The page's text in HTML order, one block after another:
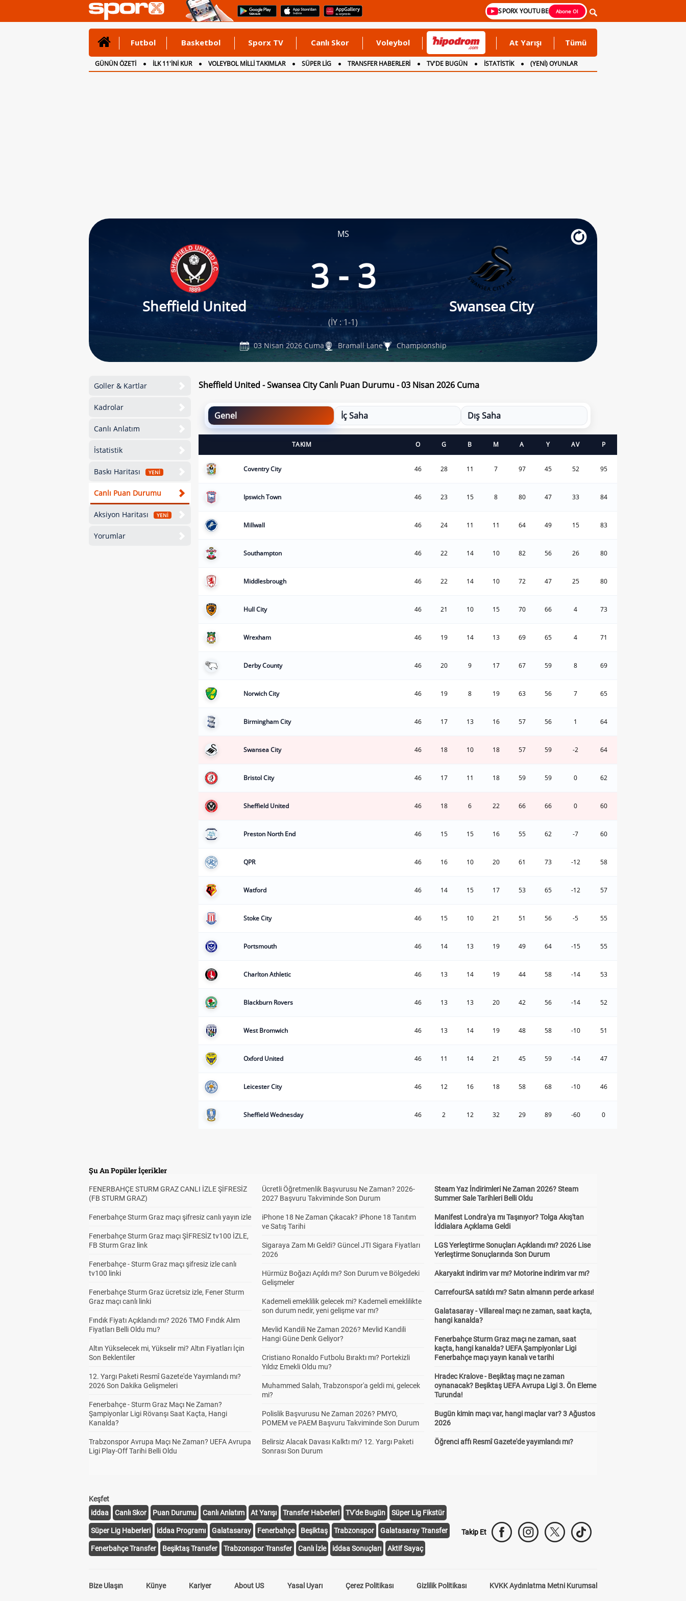
SPORX YOUTUBE Abone Ol
Futbol Basketbol Sporx TV Canlı Skor Voleybol At Yarışı Tümü
GÜNÜN ÖZETİ İLK 11'İNİ KUR VOLEYBOL MİLLİ TAKIMLAR SÜPER LİG TRANSFER HABERLERİ TV'DE BUGÜN İSTATİSTİK
(YENİ) OYUNLAR
CANLI ANLATIM
İNGİLTERE
MS
Sheffield United
3 - 3
Swansea City
(İY : 1-1)
03 Nisan 2026 Cuma Bramall Lane Championship
Goller & Kartlar
Kadrolar
Canlı Anlatım
İstatistik
Baskı Haritası YENİ
Canlı Puan Durumu
Aksiyon Haritası YENİ
Yorumlar
Sheffield United - Swansea City Canlı Puan Durumu - 03 Nisan 2026 Cuma
Genel İç Saha Dış Saha
TAKIM O G B M A Y AV P
Coventry City 46 28 11 7 97 45 52 95
Ipswich Town 46 23 15 8 80 47 33 84
Millwall 46 24 11 11 64 49 15 83
Southampton 46 22 14 10 82 56 26 80
Middlesbrough 46 22 14 10 72 47 25 80
Hull City 46 21 10 15 70 66 4 73
Wrexham 46 19 14 13 69 65 4 71
Derby County 46 20 9 17 67 59 8 69
Norwich City 46 19 8 19 63 56 7 65
Birmingham City 46 17 13 16 57 56 1 64
Swansea City 46 18 10 18 57 59 -2 64
Bristol City 46 17 11 18 59 59 0 62
Sheffield United 46 18 6 22 66 66 0 60
Preston North End 46 15 15 16 55 62 -7 60
QPR 46 16 10 20 61 73 -12 58
Watford 46 14 15 17 53 65 -12 57
Stoke City 46 15 10 21 51 56 -5 55
Portsmouth 46 14 13 19 49 64 -15 55
Charlton Athletic 46 13 14 19 44 58 -14 53
Blackburn Rovers 46 13 13 20 42 56 -14 52
West Bromwich 46 13 14 19 48 58 -10 51
Oxford United 46 11 14 21 45 59 -14 47
Leicester City 46 12 16 18 58 68 -10 46
Sheffield Wednesday 46 2 12 32 29 89 -60 0
Şu An Popüler İçerikler
FENERBAHÇE STURM GRAZ CANLI İZLE ŞİFRESİZ
(FB STURM GRAZ)
Fenerbahçe Sturm Graz maçı şifresiz canlı yayın izle
Fenerbahçe Sturm Graz maçı ŞİFRESİZ tv100 İZLE,
FB Sturm Graz link
Fenerbahçe - Sturm Graz maçı şifresiz izle canlı
tv100 linki
Fenerbahçe Sturm Graz ücretsiz izle, Fener Sturm
Graz maçı canlı linki
Fındık Fiyatı Açıklandı mı? 2026 TMO Fındık Alım
Fiyatları Belli Oldu mu?
Altın Yükselecek mi, Yükselir mi? Altın Fiyatları İçin
Son Beklentiler
12. Yargı Paketi Resmî Gazete'de Yayımlandı mı?
2026 Son Dakika Gelişmeleri
Fenerbahçe - Sturm Graz Maçı Ne Zaman?
Şampiyonlar Ligi Rövanşı Saat Kaçta, Hangi
Kanalda?
Trabzonspor Avrupa Maçı Ne Zaman? UEFA Avrupa
Ligi Play-Off Tarihi Belli Oldu
Ücretli Öğretmenlik Başvurusu Ne Zaman? 2026-
2027 Başvuru Takviminde Son Durum
iPhone 18 Ne Zaman Çıkacak? iPhone 18 Tanıtım
ve Satış Tarihi
Sigaraya Zam Mı Geldi? Güncel JTI Sigara Fiyatları
2026
Hürmüz Boğazı Açıldı mı? Son Durum ve Bölgedeki
Gelişmeler
Kademeli emeklilik gelecek mi? Kademeli emeklilikte
son durum nedir, yeni gelişme var mı?
Mevlid Kandili Ne Zaman 2026? Mevlid Kandili
Hangi Güne Denk Geliyor?
Cristiano Ronaldo Futbolu Bıraktı mı? Portekizli
Yıldız Emekli Oldu mu?
Muhammed Salah, Trabzonspor'a geldi mi, gelecek
mi?
Polislik Başvurusu Ne Zaman 2026? PMYO,
POMEM ve PAEM Başvuru Takviminde Son Durum
Belirsiz Alacak Davası Kalktı mı? 12. Yargı Paketi
Sonrası Son Durum
Steam Yaz İndirimleri Ne Zaman 2026? Steam
Summer Sale Tarihleri Belli Oldu
Manifest Londra'ya mı Taşınıyor? Tolga Akış'tan
İddialara Açıklama Geldi
LGS Yerleştirme Sonuçları Açıklandı mı? 2026 Lise
Yerleştirme Sonuçlarında Son Durum
Akaryakıt indirim var mı? Motorine indirim var mı?
CarrefourSA satıldı mı? Satın almanın perde arkası!
Galatasaray - Villareal maçı ne zaman, saat kaçta,
hangi kanalda?
Fenerbahçe Sturm Graz maçı ne zaman, saat
kaçta, hangi kanalda? UEFA Şampiyonlar Ligi
Fenerbahçe maçı yayın kanalı ve tarihi
Hradec Kralove - Beşiktaş maçı ne zaman
oynanacak? Beşiktaş UEFA Avrupa Ligi 3. Ön Eleme
Turunda!
Bugün kimin maçı var, hangi maçlar var? 3 Ağustos
2026
Öğrenci affı Resmî Gazete'de yayımlandı mı?
Keşfet
iddaa
Canlı Skor Puan Durumu Canlı Anlatım At Yarışı Transfer Haberleri TV'de Bugün Süper Lig Fikstür
Süper Lig Haberleri iddaa Programı Galatasaray Fenerbahçe Beşiktaş Trabzonspor Galatasaray Transfer
Fenerbahçe Transfer Beşiktaş Transfer Trabzonspor Transfer Canlı İzle iddaa Sonuçları Aktif Sayaç
Takip Et
Bize Ulaşın Künye Kariyer About US Yasal Uyarı Çerez Politikası Gizlilik Politikası KVKK Aydınlatma Metni Kurumsal